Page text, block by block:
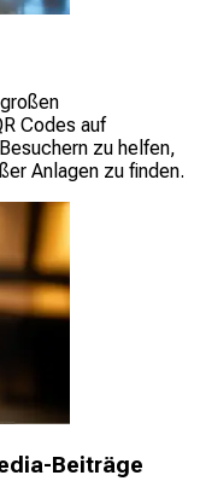
Codes auf
zu helfen,
Anlagen zu finden.
Beiträge